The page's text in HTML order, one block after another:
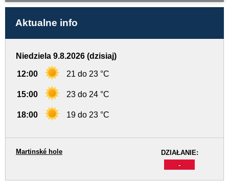
Aktualne info
Niedziela 9.8.2026 (dzisiaj)
12:00 21 do 23 °C
15:00 23 do 24 °C
18:00 19 do 23 °C
DZIAŁANIE:
-
Martinské hole